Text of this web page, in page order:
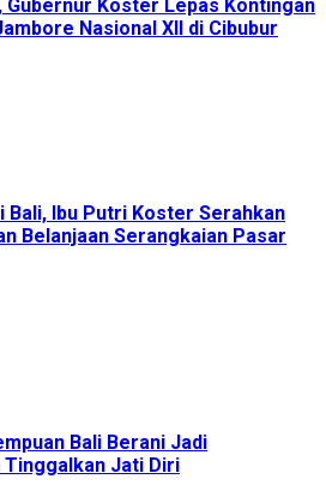
Gubernur Koster Lepas Kontingan
Nasional XII di Cibubur
Bali, Ibu Putri Koster Serahkan
Belanjaan Serangkaian Pasar
Bali Berani Jadi
Jati Diri